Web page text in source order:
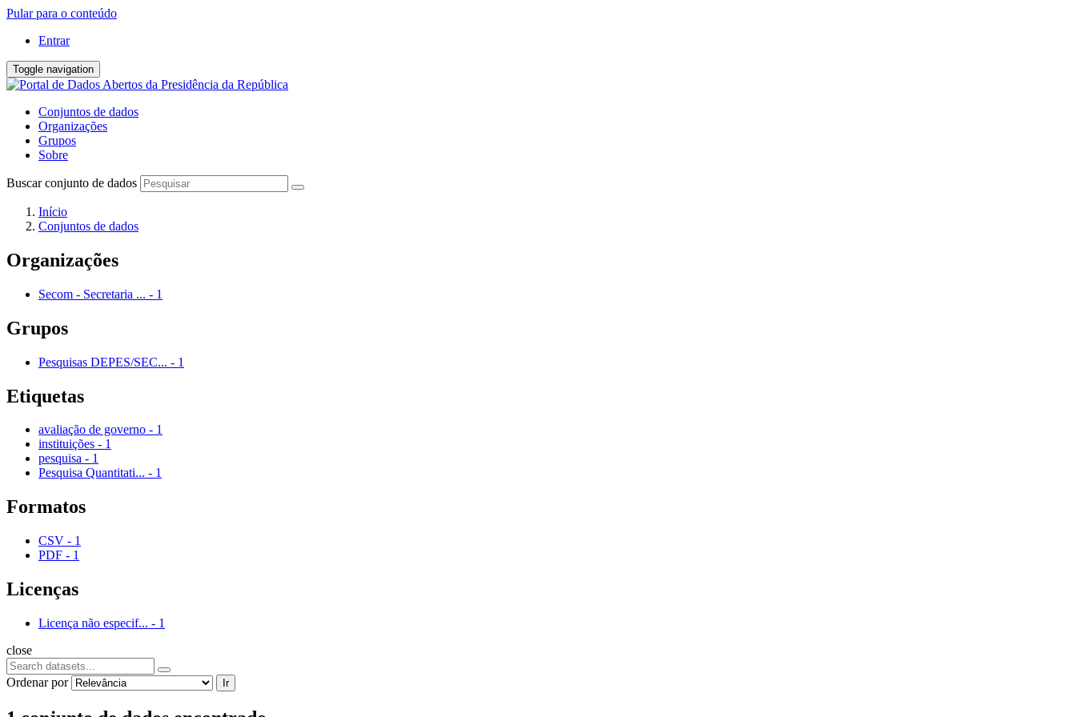
Pular para o conteúdo
Entrar
Toggle navigation
Conjuntos de dados
Organizações
Grupos
Sobre
Buscar conjunto de dados
Início
Conjuntos de dados
Organizações
Secom - Secretaria ... - 1
Grupos
Pesquisas DEPES/SEC... - 1
Etiquetas
avaliação de governo - 1
instituições - 1
pesquisa - 1
Pesquisa Quantitati... - 1
Formatos
CSV - 1
PDF - 1
Licenças
Licença não especif... - 1
close
Ordenar por Ir